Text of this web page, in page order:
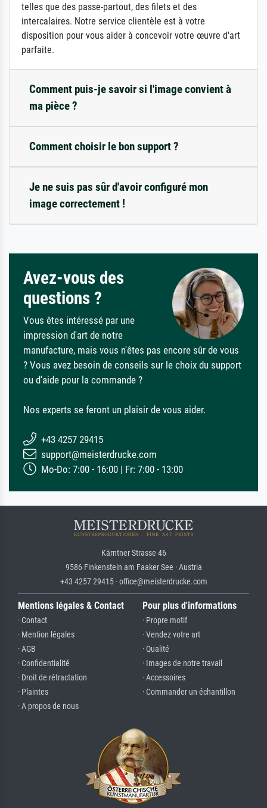
telles que des passe-partout, des filets et des
intercalaires. Notre service clientèle est à votre
disposition pour vous aider à concevoir votre œuvre d'art
parfaite.
Comment puis-je savoir si l'image convient à
ma pièce ?
Comment choisir le bon support ?
Je ne suis pas sûr d'avoir configuré mon
image correctement !
Avez-vous des
questions ?
Vous êtes intéressé par une
impression d'art de notre
manufacture, mais vous n'êtes pas encore sûr de vous
? Vous avez besoin de conseils sur le choix du support
ou d'aide pour la commande ?
Nos experts se feront un plaisir de vous aider.
+43 4257 29415
support@meisterdrucke.com
Mo-Do: 7:00 - 16:00 | Fr: 7:00 - 13:00
Kärntner Strasse 46
9586 Finkenstein am Faaker See · Austria
+43 4257 29415 · office@meisterdrucke.com
Mentions légales & Contact
· Contact
· Mention légales
· AGB
· Confidentialité
· Droit de rétractation
· Plaintes
· A propos de nous
Pour plus d'informations
· Propre motif
· Vendez votre art
· Qualité
· Images de notre travail
· Accessoires
· Commander un échantillon